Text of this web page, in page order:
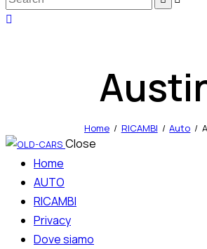
Home RICAMBI Auto
Close
Home
AUTO
RICAMBI
Privacy
Dove siamo